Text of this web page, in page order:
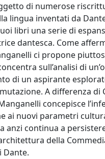
di numerose
lingua inventati da
libri una serie di
dantesca. Come
ci propone
sull’analisi di
di un aspirante
A differenza
concepisce
ai nuovi parametri
anzi continua a
della
Dante.